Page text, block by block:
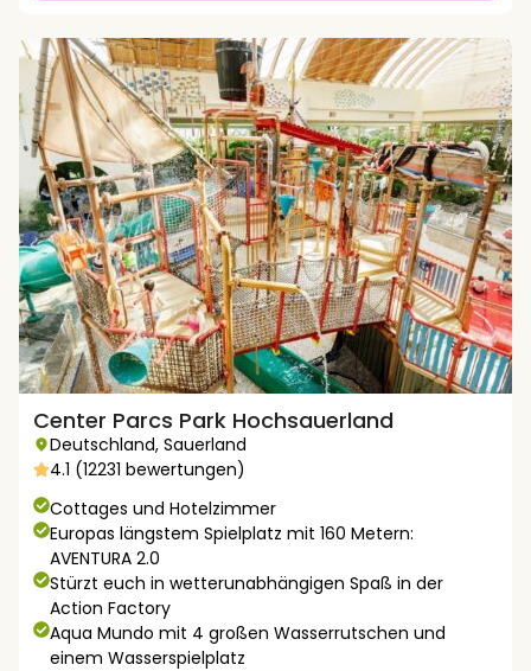
Center Parcs Park Hochsauerland
Deutschland, Sauerland
4.1 (12231 bewertungen)
Cottages und Hotelzimmer
Europas längstem Spielplatz mit 160 Metern:
AVENTURA 2.0
Stürzt euch in wetterunabhängigen Spaß in der
Action Factory
Aqua Mundo mit 4 großen Wasserrutschen und
einem Wasserspielplatz